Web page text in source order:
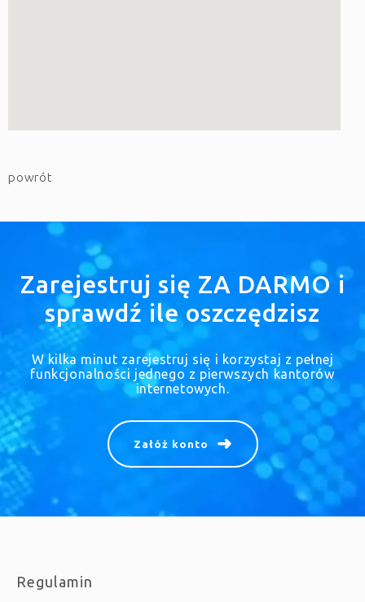
powrót
Zarejestruj się ZA DARMO i
sprawdź ile oszczędzisz
W kilka minut zarejestruj się i korzystaj z pełnej
funkcjonalności jednego z pierwszych kantorów
internetowych.
Załóż konto
Regulamin